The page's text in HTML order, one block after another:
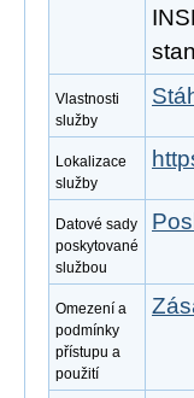
Vlastnosti
služby
Lokalizace
služby
Datové sady
poskytované
službou
Omezení a
podmínky
přístupu a
použití